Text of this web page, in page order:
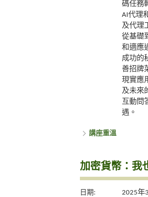
碼任務
AI代理
及代理
從基礎
和適應
成功的
善招牌
現實應
及未來
互動問
遇。
講座重溫
加密貨幣：我
日期:
2025年